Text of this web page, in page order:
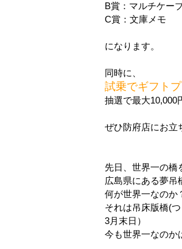
B賞：マルチケー
C賞：文庫メモ
になります。
同時に、
試乗でギフト
抽選で最大10,000
ぜひ防府店にお立
先日、世界一の橋
広島県にある夢吊
何が世界一なの
それは吊床版橋(
3月末日）
今も世界一なのか